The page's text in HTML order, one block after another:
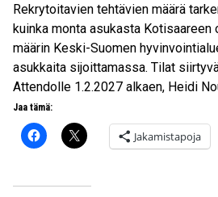
Rekrytoitavien tehtävien määrä
kuinka monta asukasta Kotisaareen
määrin Keski-Suomen
asukkaita sijoittamassa. Tilat
Attendolle 1.2.2027 alkaen, Heidi
Jaa tämä:
Jakamistapoja